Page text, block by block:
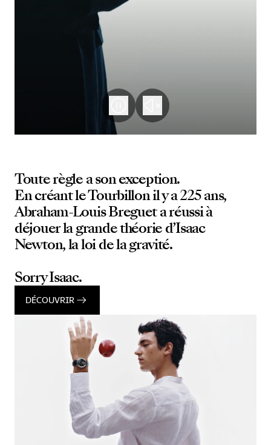
Toute règle a son exception.
En créant le Tourbillon il y a 225 ans,
Abraham-Louis Breguet a réussi à
déjouer la grande théorie d’Isaac
Newton, la loi de la gravité.
Sorry Isaac.
DÉCOUVRIR